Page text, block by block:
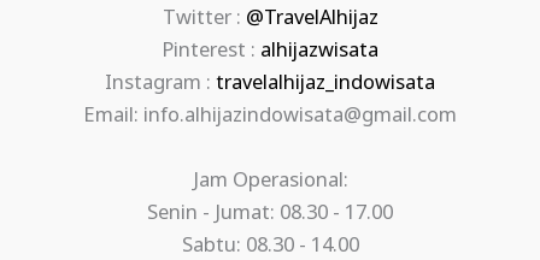
Twitter : @TravelAlhijaz
Pinterest : alhijazwisata
Instagram : travelalhijaz_indowisata
Email: info.alhijazindowisata@gmail.com
Jam Operasional:
Senin - Jumat: 08.30 - 17.00
Sabtu: 08.30 - 14.00